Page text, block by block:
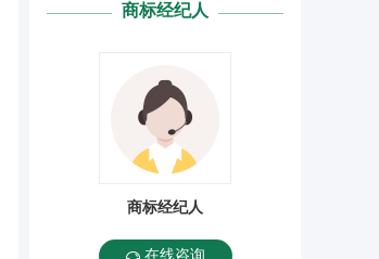
商标经纪人
商标经纪人
在线咨询